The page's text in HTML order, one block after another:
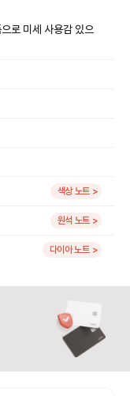
로 미세 사용감 있으
색상 노트 >
원석 노트 >
다이아 노트 >